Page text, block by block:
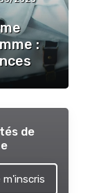
:
de